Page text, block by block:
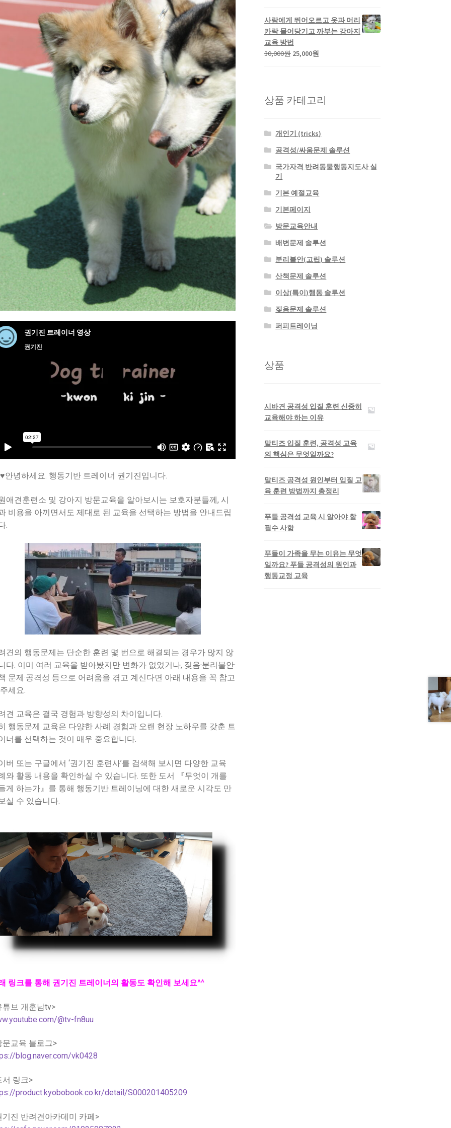
안녕하세요. 행동기반 트레이너 권기진입니다.
애견훈련소 및 강아지 방문교육을 알아보시는 보호자분들께, 시
비용을 아끼면서도 제대로 된 교육을 선택하는 방법을 안내드립
.
견의 행동문제는 단순한 훈련 몇 번으로 해결되는 경우가 많지 않
다. 이미 여러 교육을 받아봤지만 변화가 없었거나, 짖음·분리불안·
문제·공격성 등으로 어려움을 겪고 계신다면 아래 내용을 꼭 참고
세요.
견 교육은 결국 경험과 방향성의 차이입니다.
행동문제 교육은 다양한 사례 경험과 오랜 현장 노하우를 갖춘 트
너를 선택하는 것이 매우 중요합니다.
버 또는 구글에서 ‘권기진 훈련사’를 검색해 보시면 다양한 교육
와 활동 내용을 확인하실 수 있습니다. 또한 도서 『무엇이 개를
게 하는가』를 통해 행동기반 트레이닝에 대한 새로운 시각도 만
실 수 있습니다.
링크를 통해 권기진 트레이너의 활동도 확인해 보세요^^
튜브 개훈남tv>
@tv-fn8uu
문교육 블로그>
blog.naver.com/vk0428
서 링크>
product.kyobobook.co.kr/detail/S000201405209
기진 반려견아카데미 카페>
사람에게 뛰어오르고 옷과 머리
카락 물어당기고 까부는 강아지
교육 방법
30,000원 25,000원
상품 카테고리
개인기 (tricks)
공격성/싸움문제 솔루션
국가자격 반려동물행동지도사 실
기
기본 예절교육
기본페이지
방문교육안내
배변문제 솔루션
분리불안(고립) 솔루션
산책문제 솔루션
이상(특이)행동 솔루션
짖음문제 솔루션
퍼피트레이닝
상품
시바견 공격성 입질 훈련 신중히
교육해야 하는 이유
말티즈 입질 훈련, 공격성 교육
의 핵심은 무엇일까요?
말티즈 공격성 원인부터 입질 교
육 훈련 방법까지 총정리
푸들 공격성 교육 시 알아야 할
필수 사항
푸들이 가족을 무는 이유는 무엇
일까요? 푸들 공격성의 원인과
행동교정 교육